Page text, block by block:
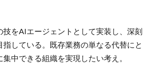
をAIエージェントとして実装し、深刻
している。既存業務の単なる代替にと
中できる組織を実現したい考え。